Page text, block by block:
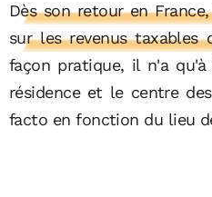
Dès son retour en
sur les revenus taxables
façon pratique, il n'a
résidence et le centre
facto en fonction du lieu